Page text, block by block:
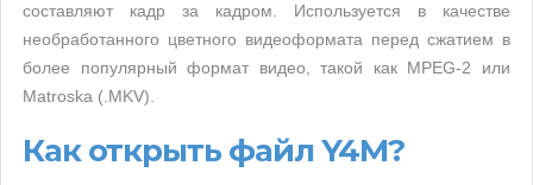
составляют кадр за кадром. Используется в качестве
необработанного цветного видеоформата перед сжатием в
более популярный формат видео, такой как MPEG-2 или
Matroska (.MKV).
Как открыть файл Y4M?